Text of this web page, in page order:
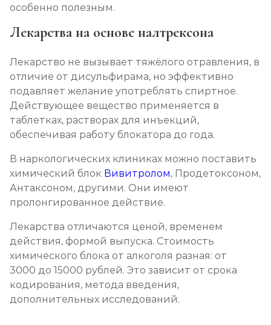
особенно полезным.
Лекарства на основе налтрексона
Лекарство не вызывает тяжёлого отравления, в
отличие от дисульфирама, но эффективно
подавляет желание употреблять спиртное.
Действующее вещество применяется в
таблетках, растворах для инъекций,
обеспечивая работу блокатора до года.
В наркологических клиниках можно поставить
химический блок Вивитролом, Продетоксоном,
Антаксоном, другими. Они имеют
пролонгированное действие.
Лекарства отличаются ценой, временем
действия, формой выпуска. Стоимость
химического блока от алкоголя разная: от
3000 до 15000 рублей. Это зависит от срока
кодирования, метода введения,
дополнительных исследований.